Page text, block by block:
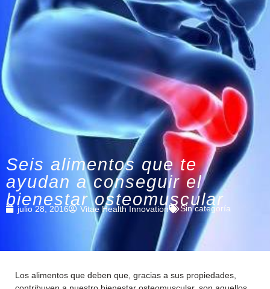
Seis alimentos que te
ayudan a conseguir el
bienestar osteomuscular
julio 28, 2016 Vitae Health Innovation Sin categoría
Los alimentos que deben que, gracias a sus propiedades,